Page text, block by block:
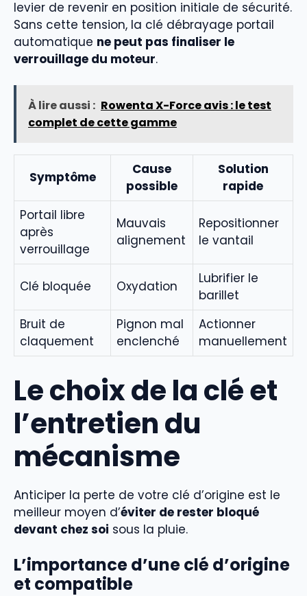
levier de revenir en position initiale de sécurité.
Sans cette tension, la clé débrayage portail
automatique ne peut pas finaliser le
verrouillage du moteur.
À lire aussi : Rowenta X-Force avis : le test
complet de cette gamme
Symptôme
Cause
possible
Solution
rapide
Portail libre
après
verrouillage
Mauvais
alignement
Repositionner
le vantail
Clé bloquée Oxydation
Lubrifier le
barillet
Bruit de
claquement
Pignon mal
enclenché
Actionner
manuellement
Le choix de la clé et
l’entretien du
mécanisme
Anticiper la perte de votre clé d’origine est le
meilleur moyen d’éviter de rester bloqué
devant chez soi sous la pluie.
L’importance d’une clé d’origine
et compatible